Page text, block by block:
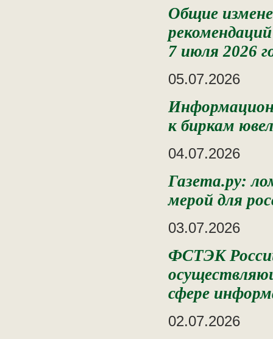
Общие
7 июля 2026
05.07.2026
к биркам
04.07.2026
Газета.ру:
мерой для
03.07.2026
ФСТЭК
сфере
02.07.2026